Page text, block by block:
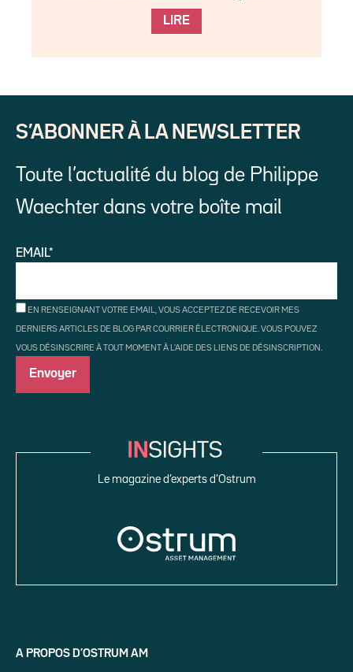
LIRE
S’ABONNER À LA NEWSLETTER
Toute l’actualité du blog de Philippe
Waechter dans votre boîte mail
EMAIL*
EN RENSEIGNANT VOTRE EMAIL, VOUS ACCEPTEZ DE RECEVOIR MES
DERNIERS ARTICLES DE BLOG PAR COURRIER ÉLECTRONIQUE. VOUS POUVEZ
VOUS DÉSINSCRIRE À TOUT MOMENT À L'AIDE DES LIENS DE DÉSINSCRIPTION.
Le magazine d’experts d’Ostrum
A PROPOS D’OSTRUM AM